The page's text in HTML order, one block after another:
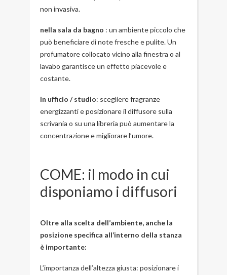
non invasiva.
nella sala da bagno : un ambiente piccolo che
può beneficiare di note fresche e pulite. Un
profumatore collocato vicino alla finestra o al
lavabo garantisce un effetto piacevole e
costante.
In ufficio / studio: scegliere fragranze
energizzanti e posizionare il diffusore sulla
scrivania o su una libreria può aumentare la
concentrazione e migliorare l’umore.
COME: il modo in cui
disponiamo i diffusori
Oltre alla scelta dell’ambiente, anche la
posizione specifica all’interno della stanza
è importante:
L’importanza dell’altezza giusta: posizionare i